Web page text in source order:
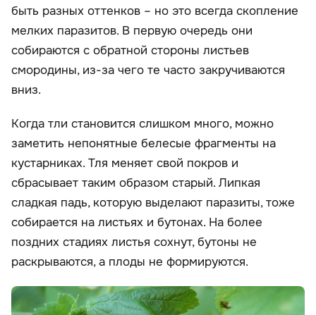
быть разных оттенков – но это всегда скопление
мелких паразитов. В первую очередь они
собираются с обратной стороны листьев
смородины, из-за чего те часто закручиваются
вниз.
Когда тли становится слишком много, можно
заметить непонятные белесые фрагменты на
кустарниках. Тля меняет свой покров и
сбрасывает таким образом старый. Липкая
сладкая падь, которую выделают паразиты, тоже
собирается на листьях и бутонах. На более
поздних стадиях листья сохнут, бутоны не
раскрываются, а плоды не формируются.